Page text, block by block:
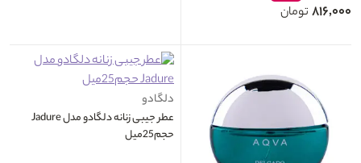
۸۱۶,۰۰۰ تومان
دلگادو
عطر جیبی زنانه دلگادو مدل Jadure
حجم25میل